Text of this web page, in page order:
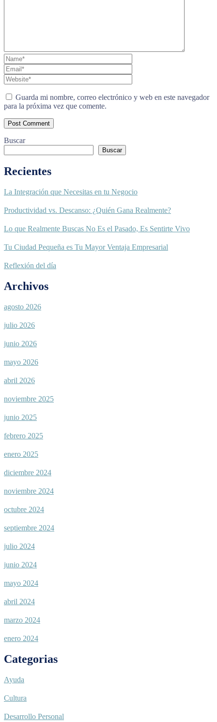
Guarda mi nombre, correo electrónico y web en este navegador
para la próxima vez que comente.
Buscar
Buscar
Recientes
La Integración que Necesitas en tu Negocio
Productividad vs. Descanso: ¿Quién Gana Realmente?
Lo que Realmente Buscas No Es el Pasado, Es Sentirte Vivo
Tu Ciudad Pequeña es Tu Mayor Ventaja Empresarial
Reflexión del día
Archivos
agosto 2026
julio 2026
junio 2026
mayo 2026
abril 2026
noviembre 2025
junio 2025
febrero 2025
enero 2025
diciembre 2024
noviembre 2024
octubre 2024
septiembre 2024
julio 2024
junio 2024
mayo 2024
abril 2024
marzo 2024
enero 2024
Categorias
Ayuda
Cultura
Desarrollo Personal